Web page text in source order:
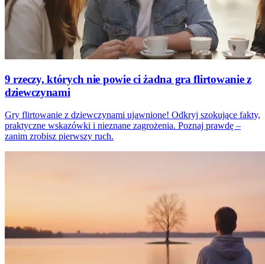
9 rzeczy, których nie powie ci żadna gra flirtowanie z
dziewczynami
Gry flirtowanie z dziewczynami ujawnione! Odkryj szokujące fakty,
praktyczne wskazówki i nieznane zagrożenia. Poznaj prawdę –
zanim zrobisz pierwszy ruch.